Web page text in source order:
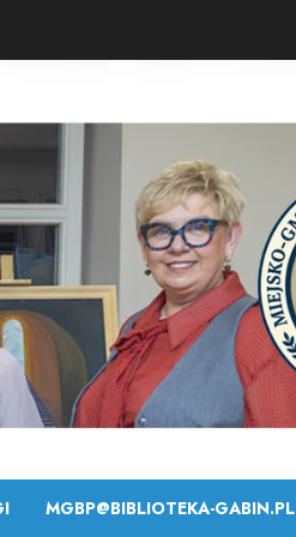
MGBP@BIBLIOTEKA-GABIN.PL